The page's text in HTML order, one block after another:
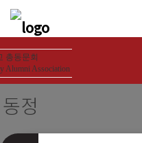
총동문회
Alumni Association
정